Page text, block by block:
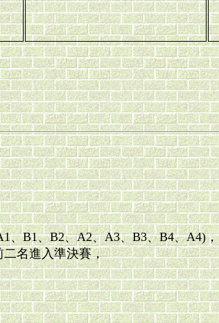
、B1、B2、A2、A3、B3、B4、A4)，
名進入準決賽，